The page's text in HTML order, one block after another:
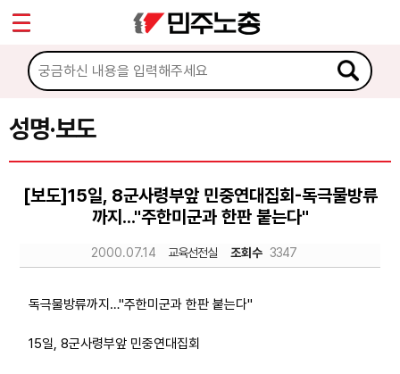
성명·보도
[보도]15일, 8군사령부앞 민중연대집회-독극물방류
까지..."주한미군과 한판 붙는다"
2000.07.14 교육선전실 조회수 3347
독극물방류까지…"주한미군과 한판 붙는다"
15일, 8군사령부앞 민중연대집회
마이페이지
소개
소식
공지사항
성명·보도
자료
Sketchbook5, 스케치북5
Sketchbook5, 스케치북5